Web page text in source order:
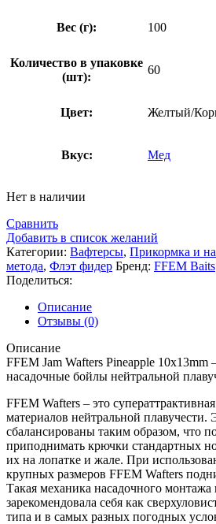
Вес (г): 100
Количество в упаковке
(шт):
60
Цвет: Желтый/
Вкус: Мед
Нет в наличии
Сравнить
Добавить в список желаний
Категории: Вафтерсы, Прикормка и
метода, Флэт фидер Бренд: FFEM Baits
Поделиться:
Описание
Отзывы (0)
Описание
FFEM Jam Wafters Pineapple 10x13mm
насадочные бойлы нейтральной
FFEM Wafters – это
материалов нейтральной плавучести.
сбалансированы таким образом, что
приподнимать крючки стандартных
их на лопатке и жале. При
крупных размеров FFEM Wafters
Такая механика насадочного монтажа
зарекомендовала себя как
типа и в самых разных погодных